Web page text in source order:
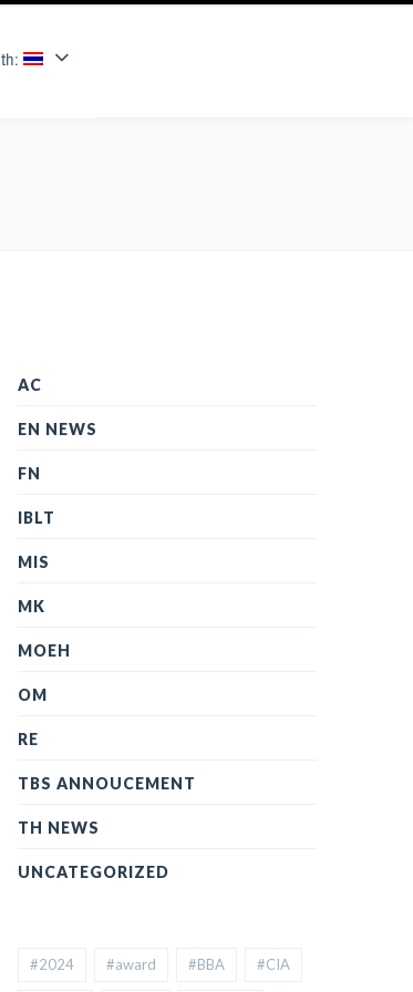
th:
AC
EN NEWS
FN
IBLT
MIS
MK
MOEH
OM
RE
TBS ANNOUCEMENT
TH NEWS
UNCATEGORIZED
#2024 #award #BBA #CIA